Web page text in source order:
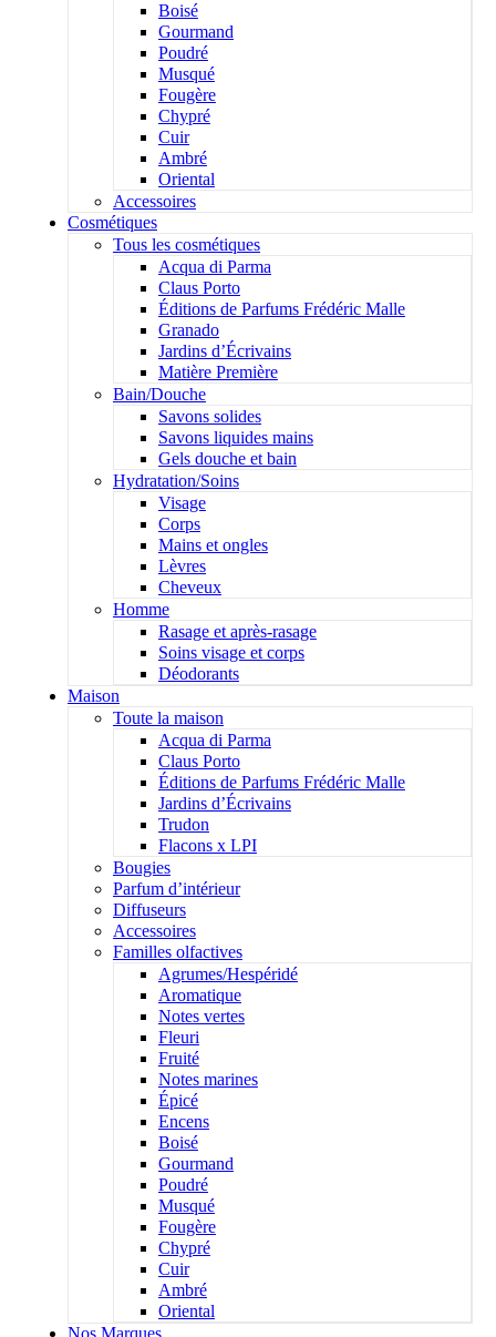
Boisé
Gourmand
Poudré
Musqué
Fougère
Chypré
Cuir
Ambré
Oriental
Accessoires
Cosmétiques
Tous les cosmétiques
Acqua di Parma
Claus Porto
Éditions de Parfums Frédéric Malle
Granado
Jardins d’Écrivains
Matière Première
Bain/Douche
Savons solides
Savons liquides mains
Gels douche et bain
Hydratation/Soins
Visage
Corps
Mains et ongles
Lèvres
Cheveux
Homme
Rasage et après-rasage
Soins visage et corps
Déodorants
Maison
Toute la maison
Acqua di Parma
Claus Porto
Éditions de Parfums Frédéric Malle
Jardins d’Écrivains
Trudon
Flacons x LPI
Bougies
Parfum d’intérieur
Diffuseurs
Accessoires
Familles olfactives
Agrumes/Hespéridé
Aromatique
Notes vertes
Fleuri
Fruité
Notes marines
Épicé
Encens
Boisé
Gourmand
Poudré
Musqué
Fougère
Chypré
Cuir
Ambré
Oriental
Nos Marques